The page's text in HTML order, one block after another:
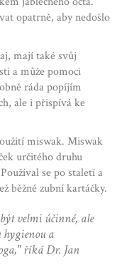
opatrně, aby nedošlo
mají také svůj
a může pomoci
ráda popíjím
ale i přispívá ke
miswak. Miswak
určitého druhu
se po staletí a
běžné zubní kartáčky.
velmi účinné, ale
hygienou a
říká Dr. Jan